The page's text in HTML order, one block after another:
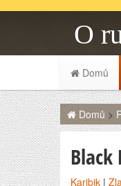
O
Domů
Domů >
Black
Karibik |